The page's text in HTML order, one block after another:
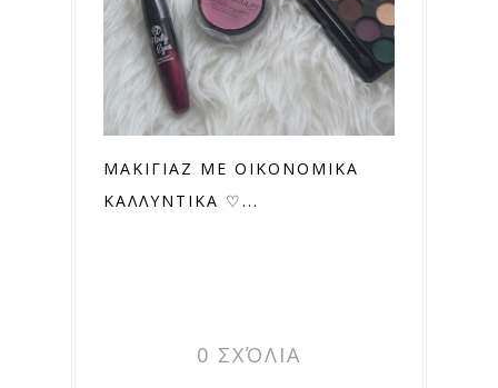
ΜΑΚΙΓΙΑΖ ΜΕ ΟΙΚΟΝΟΜΙΚΑ
ΚΑΛΛΥΝΤΙΚΑ ♡...
0 ΣΧΌΛΙΑ